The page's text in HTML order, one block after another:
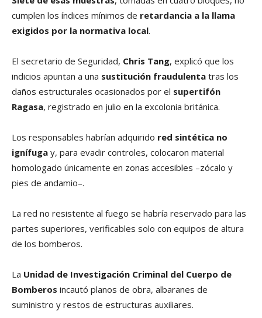
cumplen los índices mínimos de retardancia a la llama
exigidos por la normativa local.
El secretario de Seguridad, Chris Tang, explicó que los
indicios apuntan a una sustitución fraudulenta tras los
daños estructurales ocasionados por el supertifón
Ragasa, registrado en julio en la excolonia británica.
Los responsables habrían adquirido red sintética no
ignífuga y, para evadir controles, colocaron material
homologado únicamente en zonas accesibles –zócalo y
pies de andamio–.
La red no resistente al fuego se habría reservado para las
partes superiores, verificables solo con equipos de altura
de los bomberos.
La Unidad de Investigación Criminal del Cuerpo de
Bomberos incautó planos de obra, albaranes de
suministro y restos de estructuras auxiliares.